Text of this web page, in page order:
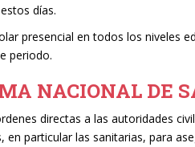
días.
presencial en todos los niveles
periodo.
NACIONAL DE
directas a las autoridades
particular las sanitarias, para